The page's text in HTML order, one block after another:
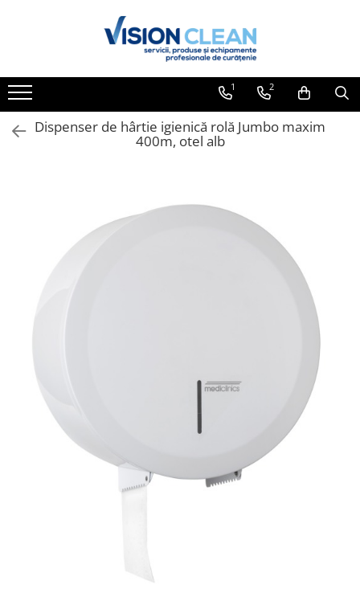
Aspiratoare si masini curatenie
profesionale
Aspiratoare industriale
Echipament de curatat cu presiune
Accesorii detergenti, pompe,
pulverizatoare
Detergenti bucatarie
Detergenti comerciali
Detergenti covoare, mochete,
Detergenti toaleta, grup sanitar
1 2
Dispenser de hârtie igienică rolă Jumbo maxim
400m, otel alb